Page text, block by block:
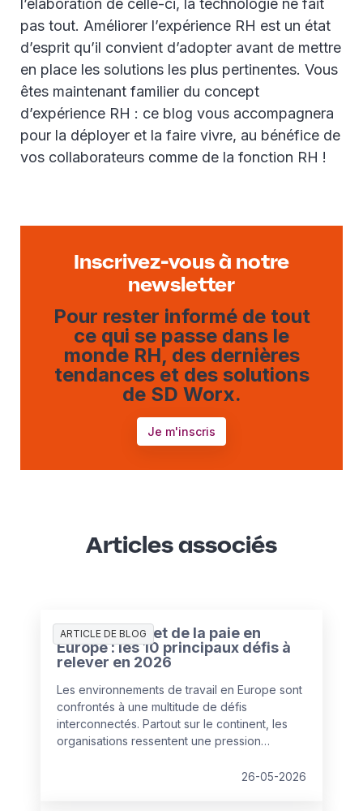
l’élaboration de celle-ci, la technologie ne fait
pas tout. Améliorer l’expérience RH est un état
d’esprit qu’il convient d’adopter avant de mettre
en place les solutions les plus pertinentes. Vous
êtes maintenant familier du concept
d’expérience RH : ce blog vous accompagnera
pour la déployer et la faire vivre, au bénéfice de
vos collaborateurs comme de la fonction RH !
Inscrivez-vous à notre
newsletter
Pour rester informé de tout
ce qui se passe dans le
monde RH, des dernières
tendances et des solutions
de SD Worx.
Je m'inscris
Articles associés
ARTICLE DE BLOG
L’état des RH et de la paie en
Europe : les 10 principaux défis à
relever en 2026
Les environnements de travail en Europe sont
confrontés à une multitude de défis
interconnectés. Partout sur le continent, les
organisations ressentent une pression
fragilité, dans un contexte de budgets et de
26-05-2026